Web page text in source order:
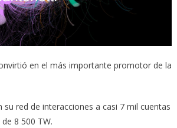
en el más importante promotor de la
su red de interacciones a casi 7 mil cuentas
8 500 TW.